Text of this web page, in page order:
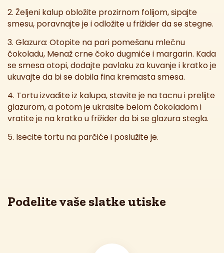
2. Željeni kalup obložite prozirnom folijom, sipajte
smesu, poravnajte je i odložite u frižider da se stegne.
3. Glazura: Otopite na pari pomešanu mlečnu
čokoladu, Menaž crne čoko dugmiće i margarin. Kada
se smesa otopi, dodajte pavlaku za kuvanje i kratko je
ukuvajte da bi se dobila fina kremasta smesa.
4. Tortu izvadite iz kalupa, stavite je na tacnu i prelijte
glazurom, a potom je ukrasite belom čokoladom i
vratite je na kratko u frižider da bi se glazura stegla.
5. Isecite tortu na parčiće i poslužite je.
Podelite vaše slatke utiske